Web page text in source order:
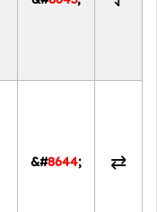
⇄
&#8644;